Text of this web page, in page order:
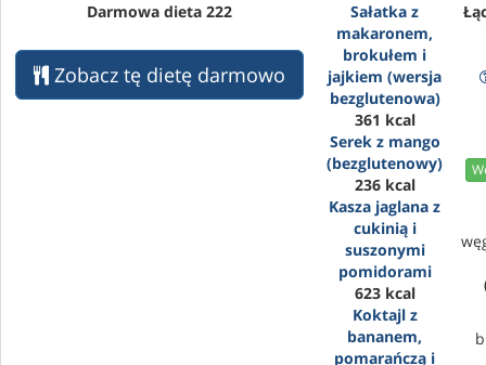
Darmowa dieta 222
Zobacz tę dietę darmowo
Sałatka z
makaronem,
brokułem i
jajkiem (wersja
bezglutenowa)
361 kcal
Serek z mango
(bezglutenowy)
236 kcal
Kasza jaglana z
cukinią i
suszonymi
pomidorami
623 kcal
Koktajl z
bananem,
pomarańczą i